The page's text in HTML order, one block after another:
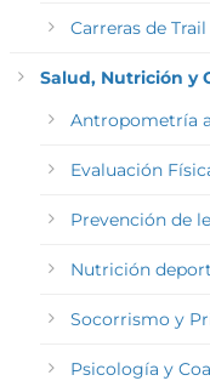
Carreras de
Salud, Nutrición y
Antropometría
Evaluación
Prevención de
Nutrición
Socorrismo y
Psicología y